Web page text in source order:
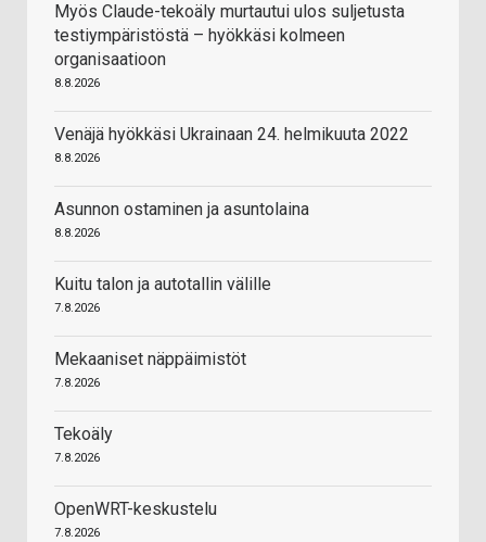
Myös Claude-tekoäly murtautui ulos suljetusta
testiympäristöstä – hyökkäsi kolmeen
organisaatioon
8.8.2026
Venäjä hyökkäsi Ukrainaan 24. helmikuuta 2022
8.8.2026
Asunnon ostaminen ja asuntolaina
8.8.2026
Kuitu talon ja autotallin välille
7.8.2026
Mekaaniset näppäimistöt
7.8.2026
Tekoäly
7.8.2026
OpenWRT-keskustelu
7.8.2026